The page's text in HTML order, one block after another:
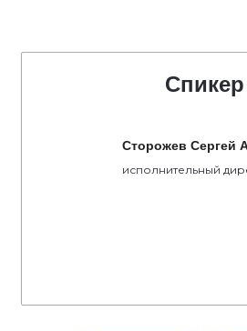
Спикер
Сторожев Сергей
исполнительный